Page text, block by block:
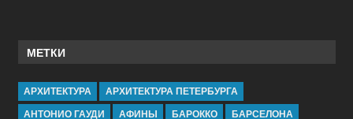
МЕТКИ
АРХИТЕКТУРА
АРХИТЕКТУРА ПЕТЕРБУРГА
АНТОНИО ГАУДИ
АФИНЫ БАРОККО
БАРСЕЛОНА